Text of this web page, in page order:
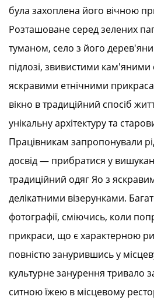
була захоплена його вічною
Розташоване серед зелених
туманом, село з його
підлозі, звивистими кам'яними
яскравими етнічними
вікно в традиційний спосіб
унікальну архітектуру та
Працівникам запропонували
досвід — прибратися у
традиційний одяг Яо з
делікатними візерунками.
фотографії, сміючись, коли
прикраси, що є характерною
повністю занурившись у
культурне занурення тривало
ситною їжею в місцевому